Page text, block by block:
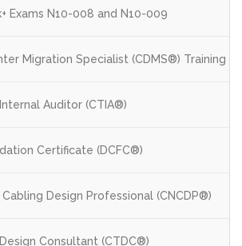
Exams N10-008 and N10-009
Migration Specialist (CDMS®) Training
Auditor (CTIA®)
Certificate (DCFC®)
Design Professional (CNCDP®)
Consultant (CTDC®)